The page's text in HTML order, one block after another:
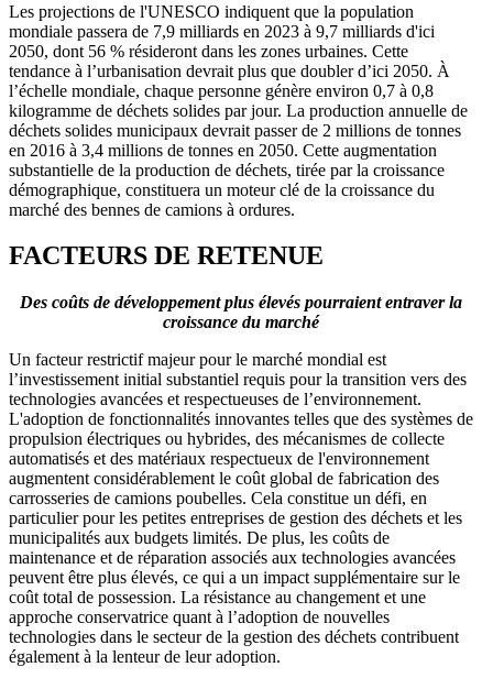
Les projections de l'UNESCO indiquent que la population
mondiale passera de 7,9 milliards en 2023 à 9,7 milliards d'ici
2050, dont 56 % résideront dans les zones urbaines. Cette
tendance à l’urbanisation devrait plus que doubler d’ici 2050. À
l’échelle mondiale, chaque personne génère environ 0,7 à 0,8
kilogramme de déchets solides par jour. La production annuelle de
déchets solides municipaux devrait passer de 2 millions de tonnes
en 2016 à 3,4 millions de tonnes en 2050. Cette augmentation
substantielle de la production de déchets, tirée par la croissance
démographique, constituera un moteur clé de la croissance du
marché des bennes de camions à ordures.
FACTEURS DE RETENUE
Des coûts de développement plus élevés pourraient entraver la
croissance du marché
Un facteur restrictif majeur pour le marché mondial est
l’investissement initial substantiel requis pour la transition vers des
technologies avancées et respectueuses de l’environnement.
L'adoption de fonctionnalités innovantes telles que des systèmes de
propulsion électriques ou hybrides, des mécanismes de collecte
automatisés et des matériaux respectueux de l'environnement
augmentent considérablement le coût global de fabrication des
carrosseries de camions poubelles. Cela constitue un défi, en
particulier pour les petites entreprises de gestion des déchets et les
municipalités aux budgets limités. De plus, les coûts de
maintenance et de réparation associés aux technologies avancées
peuvent être plus élevés, ce qui a un impact supplémentaire sur le
coût total de possession. La résistance au changement et une
approche conservatrice quant à l’adoption de nouvelles
technologies dans le secteur de la gestion des déchets contribuent
également à la lenteur de leur adoption.